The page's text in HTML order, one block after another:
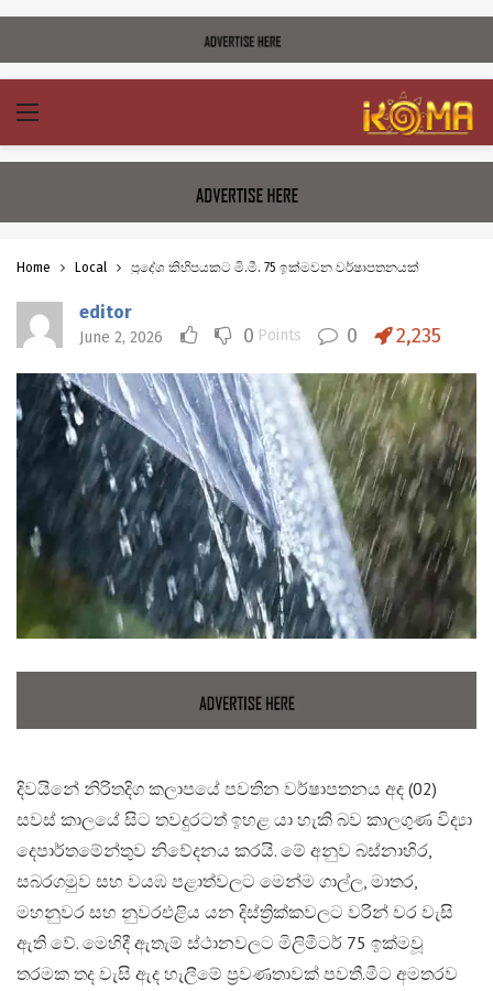
Home Local ප්‍රදේශ කිහිපයකට මි.මී. 75 ඉක්මවන වර්ෂාපතනයක්
editor
June 2, 2026 0 Points 0 2,235
දිවයිනේ නිරිතදිග කලාපයේ පවතින වර්ෂාපතනය අද (02)
සවස් කාලයේ සිට තවදුරටත් ඉහළ යා හැකි බව කාලගුණ විද්‍යා
දෙපාර්තමේන්තුව නිවේදනය කරයි. මේ අනුව බස්නාහිර,
සබරගමුව සහ වයඹ පළාත්වලට මෙන්ම ගාල්ල, මාතර,
මහනුවර සහ නුවරඑළිය යන දිස්ත්‍රික්කවලට වරින් වර වැසි
ඇති වේ. මෙහිදී ඇතැම් ස්ථානවලට මිලිමීටර් 75 ඉක්මවූ
තරමක තද වැසි ඇද හැලීමේ ප්‍රවණතාවක් පවතී.​මීට අමතරව